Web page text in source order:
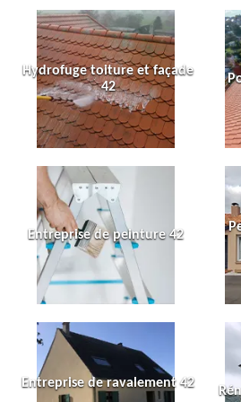
Hydrofuge toiture et façade
42
Entreprise de peinture 42
Entreprise de ravalement 42